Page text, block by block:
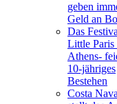
geben
Geld an
Das
Little Paris
Athens-
10-jähriges
Bestehen
Costa